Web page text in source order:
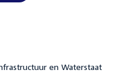
en Waterstaat